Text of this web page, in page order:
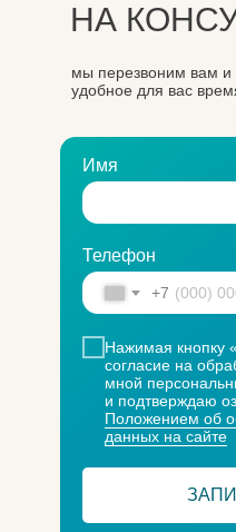
НА
Имя
Телефон
+7
Нажимая кнопку
согласие на
мной
и подтверждаю
Положением об
данных на сайте
мы перезвоним вам
удобное для вас